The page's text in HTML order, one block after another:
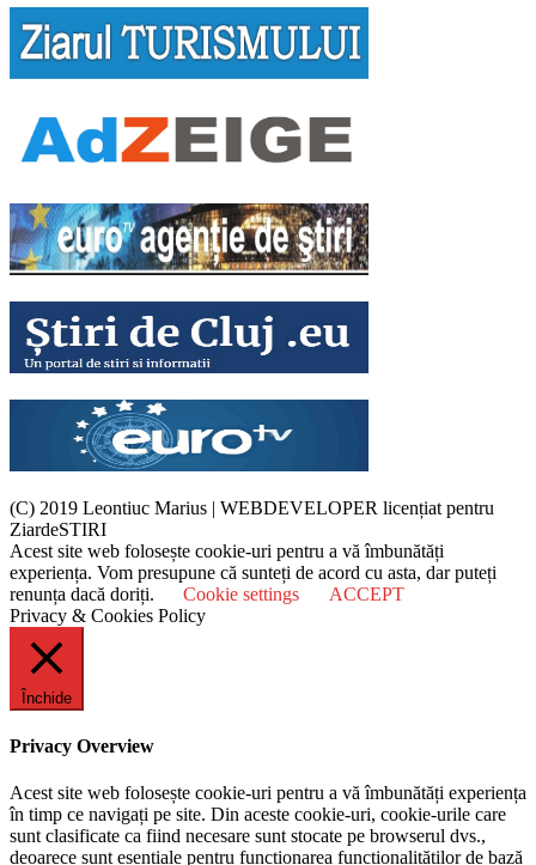
(C) 2019 Leontiuc Marius | WEBDEVELOPER licențiat pentru
ZiardeSTIRI
Acest site web folosește cookie-uri pentru a vă îmbunătăți
experiența. Vom presupune că sunteți de acord cu asta, dar puteți
renunța dacă doriți.
Cookie settings
ACCEPT
Privacy & Cookies Policy
Închide
Privacy Overview
Acest site web folosește cookie-uri pentru a vă îmbunătăți experiența
în timp ce navigați pe site. Din aceste cookie-uri, cookie-urile care
sunt clasificate ca fiind necesare sunt stocate pe browserul dvs.,
deoarece sunt esențiale pentru funcționarea funcționalităților de bază